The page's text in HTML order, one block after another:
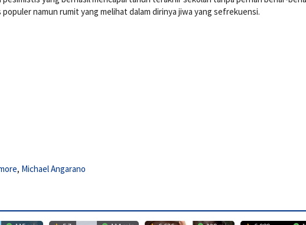
namun rumit yang melihat dalam dirinya jiwa yang sefrekuensi.
, Michael Angarano